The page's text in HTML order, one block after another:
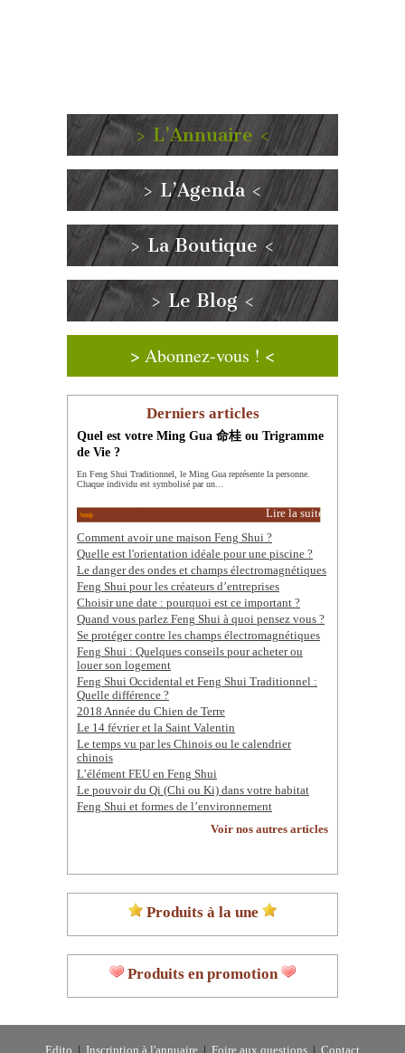
> L’Annuaire <
> L’Agenda <
> La Boutique <
> Le Blog <
> Abonnez-vous ! <
Derniers articles
Quel est votre Ming Gua 命桂 ou Trigramme
de Vie ?
En Feng Shui Traditionnel, le Ming Gua représente la personne.
Chaque individu est symbolisé par un...
Lire la suite
Comment avoir une maison Feng Shui ?
Quelle est l'orientation idéale pour une piscine ?
Le danger des ondes et champs électromagnétiques
Feng Shui pour les créateurs d’entreprises
Choisir une date : pourquoi est ce important ?
Quand vous parlez Feng Shui à quoi pensez vous ?
Se protéger contre les champs électromagnétiques
Feng Shui : Quelques conseils pour acheter ou
louer son logement
Feng Shui Occidental et Feng Shui Traditionnel :
Quelle différence ?
2018 Année du Chien de Terre
Le 14 février et la Saint Valentin
Le temps vu par les Chinois ou le calendrier
chinois
L’élément FEU en Feng Shui
Le pouvoir du Qi (Chi ou Ki) dans votre habitat
Feng Shui et formes de l’environnement
Voir nos autres articles
Produits à la une
Produits en promotion